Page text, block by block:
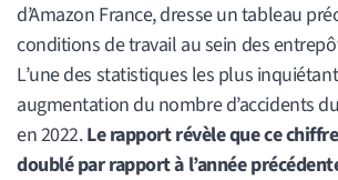
d’Amazon France, dresse un tableau
conditions de travail au sein des
L’une des statistiques les plus
augmentation du nombre d’accidents
en 2022.Le rapport révèle que ce
doublé par rapport à l’année